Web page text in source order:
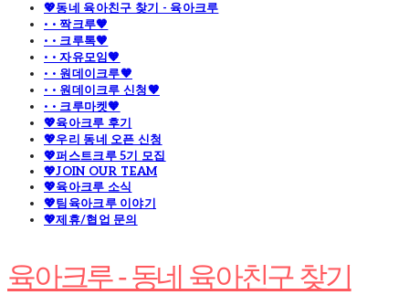
💖동네 육아친구 찾기 - 육아크루
· · 짝크루🧡
· · 크루톡🧡
· · 자유모임🧡
· · 원데이크루🧡
· · 원데이크루 신청🧡
· · 크루마켓🧡
💖육아크루 후기
💖우리 동네 오픈 신청
💖퍼스트크루 5기 모집
💖JOIN OUR TEAM
💖육아크루 소식
💖팀육아크루 이야기
💖제휴/협업 문의
육아크루 - 동네 육아친구 찾기